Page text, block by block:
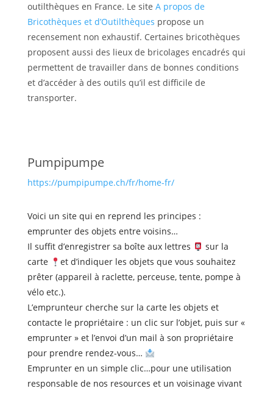
outilthèques en France. Le site A propos de
Bricothèques et d’Outilthèques propose un
recensement non exhaustif. Certaines bricothèques
proposent aussi des lieux de bricolages encadrés qui
permettent de travailler dans de bonnes conditions
et d’accéder à des outils qu’il est difficile de
transporter.
Pumpipumpe
https://pumpipumpe.ch/fr/home-fr/
Voici un site qui en reprend les principes :
emprunter des objets entre voisins…
Il suffit d’enregistrer sa boîte aux lettres
sur la
carte
et d’indiquer les objets que vous souhaitez
prêter (appareil à raclette, perceuse, tente, pompe à
vélo etc.).
L’emprunteur cherche sur la carte les objets et
contacte le propriétaire : un clic sur l’objet, puis sur «
emprunter » et l’envoi d’un mail à son propriétaire
pour prendre rendez-vous…
Emprunter en un simple clic…pour une utilisation
responsable de nos resources et un voisinage vivant